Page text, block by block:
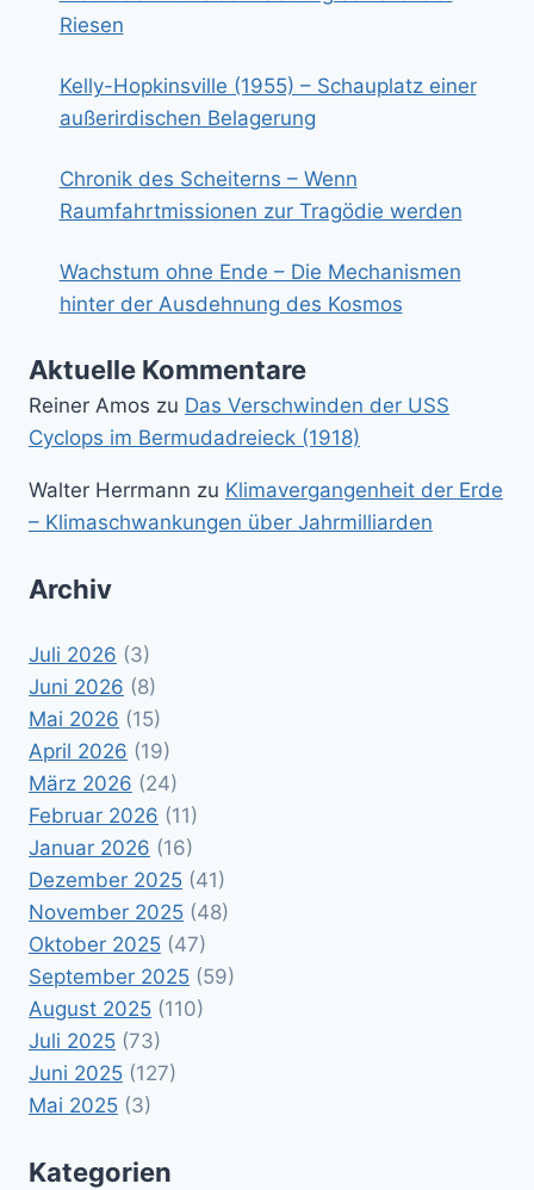
Riesen
Kelly-Hopkinsville (1955) – Schauplatz einer
außerirdischen Belagerung
Chronik des Scheiterns – Wenn
Raumfahrtmissionen zur Tragödie werden
Wachstum ohne Ende – Die Mechanismen
hinter der Ausdehnung des Kosmos
Aktuelle Kommentare
Reiner Amos zu Das Verschwinden der USS
Cyclops im Bermudadreieck (1918)
Walter Herrmann zu Klimavergangenheit der Erde
– Klimaschwankungen über Jahrmilliarden
Archiv
Juli 2026 (3)
Juni 2026 (8)
Mai 2026 (15)
April 2026 (19)
März 2026 (24)
Februar 2026 (11)
Januar 2026 (16)
Dezember 2025 (41)
November 2025 (48)
Oktober 2025 (47)
September 2025 (59)
August 2025 (110)
Juli 2025 (73)
Juni 2025 (127)
Mai 2025 (3)
Kategorien